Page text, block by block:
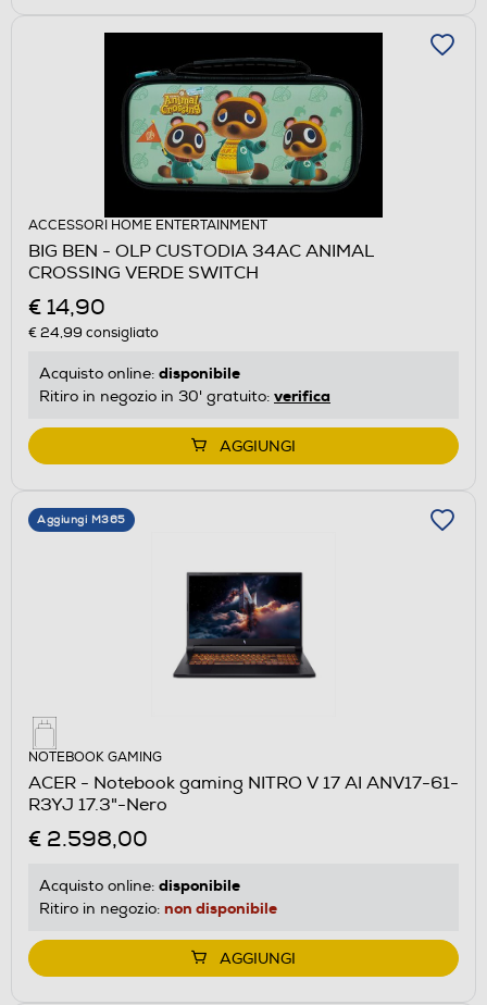
ACCESSORI HOME ENTERTAINMENT
BIG BEN - OLP CUSTODIA 34AC ANIMAL
CROSSING VERDE SWITCH
€ 14,90
€ 24,99 consigliato
Acquisto online: disponibile
Ritiro in negozio in 30' gratuito: verifica
AGGIUNGI
Aggiungi M365
NOTEBOOK GAMING
ACER - Notebook gaming NITRO V 17 AI ANV17-61-
R3YJ 17.3"-Nero
€ 2.598,00
Acquisto online: disponibile
Ritiro in negozio: non disponibile
AGGIUNGI